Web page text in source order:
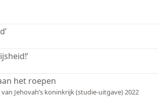
het roepen
Jehovah’s koninkrijk (studie-uitgave) 2022